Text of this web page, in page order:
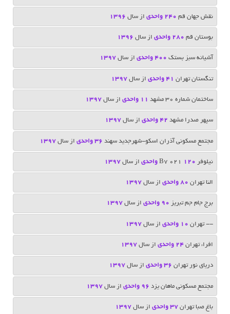
نقش جهان قم 240 واحدی از سال 1396
بوستان قم ۲۸۰ واحدی از سال 1396
آشیانه سبز بستک 400 واحدی از سال 1397
تنگستان تهران 41 واحدی از سال 1397
ساختمان شماره 30 مشهد 11 واحدی از سال 1397
سپهر صدرا مشهد 42 واحدی از سال 1397
مجتمع مسکونی آذران اسکو-شهرجدید سهند 36 واحدی از سال 1397
نیلوفر B7 021 120 واحدی از سال 1397
النا تهران 80 واحدی از سال 1397
برج جام جم تبریز ۹۰ واحدی از سال 1397
-- تهران 10 واحدی از سال 1397
افراء تهران 24 واحدی از سال 1397
دریای نور تهران 36 واحدی از سال 1397
مجتمع مسکونی ماهان یزد 96 واحدی از سال 1397
باغ صبا تهران 37 واحدی از سال 1397